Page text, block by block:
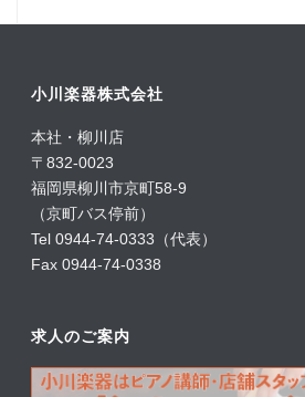
小川楽器株式会社
本社・柳川店
〒832-0023
福岡県柳川市京町58-9
（京町バス停前）
Tel 0944-74-0333（代表）
Fax 0944-74-0338
求人のご案内